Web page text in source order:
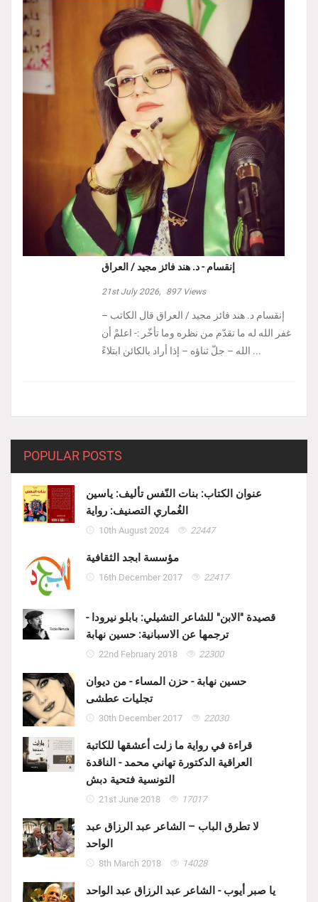
إنقسام - د. هند فائز مجيد / العراق
21st July 2026, 897Views
إنقسام د. هند فائز مجيد / العراق ‏قال الكاتب –
غفر الله له ما تقدّم من نظره وما تأخّر :- ‏اعلمْ أن
الله – جلّ ثناؤه – إذا أراد بالكائن ابتلاءً ...
POPULAR POSTS
عنوان الكتاب: بنات النّفس تأليف: ياسين
الغُماري التصنيف: رواية
10th August 2024 22447
مؤسسة ابجد الثقافية
16th December 2017 22417
قصيدة "الابن" للشاعر التشيلي: بابلو نيرودا -
ترجمها عن الاسبانية: حسين نهابة
22nd February 2018 22300
حسين نهابة - حزن المساء - من ديوان
تجليات عطشى
30th December 2017 22030
قراءة في رواية ما زلت أعشقها للكاتبة
العراقية الدكتورة تهاني محمد - الناقدة
التونسية فتحية دبش
21st June 2018 17017
لا تطرق الباب – الشاعر عبد الرزاق عبد
الواحد
8th March 2018 14028
يا صبر أيوب - الشاعر عبد الرزاق عبد الواحد